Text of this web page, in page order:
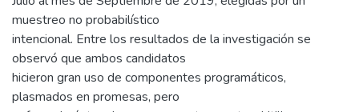
muestreo no probabilístico
intencional. Entre los resultados de la investigación se
observó que ambos candidatos
hicieron gran uso de componentes programáticos,
plasmados en promesas, pero